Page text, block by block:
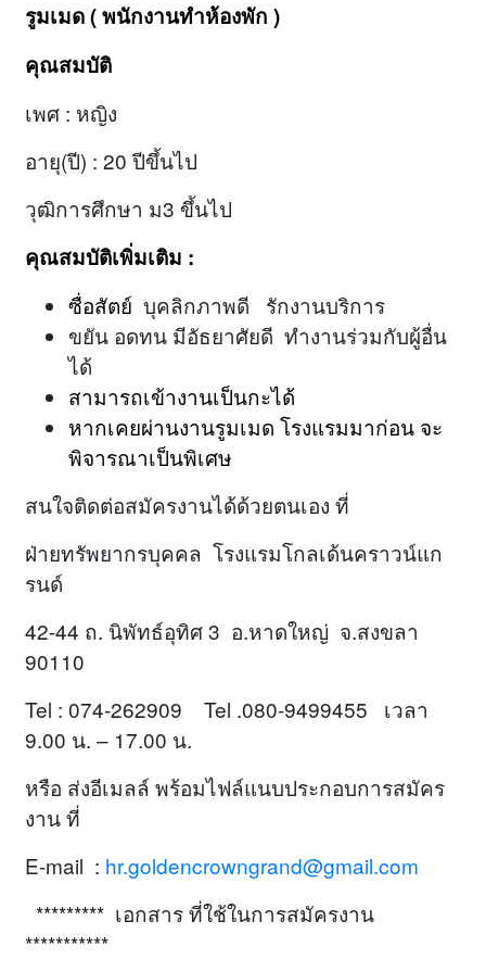
รูมเมด ( พนักงานทำห้องพัก )
คุณสมบัติ
เพศ : หญิง
อายุ(ปี) : 20 ปีขึ้นไป
วุฒิการศึกษา ม3 ขึ้นไป
คุณสมบัติเพิ่มเติม :
ซื่อสัตย์ บุคลิกภาพดี รักงานบริการ
ขยัน อดทน มีอัธยาศัยดี ทำงานร่วมกับผู้อื่น
ได้
สามารถเข้างานเป็นกะได้
หากเคยผ่านงานรูมเมด โรงแรมมาก่อน จะ
พิจารณาเป็นพิเศษ
สนใจติดต่อสมัครงานได้ด้วยตนเอง ที่
ฝ่ายทรัพยากรบุคคล โรงแรมโกลเด้นคราวน์แก
รนด์
42-44 ถ. นิพัทธ์อุทิศ 3 อ.หาดใหญ่ จ.สงขลา
90110
Tel : 074-262909 Tel .080-9499455 เวลา
9.00 น. – 17.00 น.
หรือ ส่งอีเมลล์ พร้อมไฟล์แนบประกอบการสมัคร
งาน ที่
E-mail : hr.goldencrowngrand@gmail.com
********* เอกสาร ที่ใช้ในการสมัครงาน
***********